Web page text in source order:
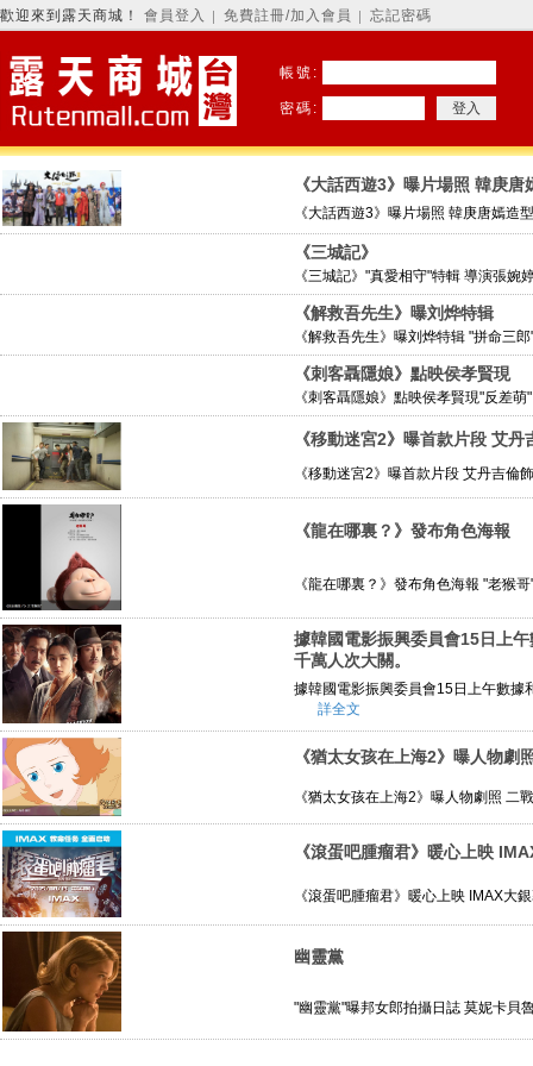
歡迎來到露天商城！ 會員登入 免費註冊/加入會員 忘記密碼
帳號:
密碼:
《大話西遊3》曝片場照 韓庚
《大話西遊3》曝片場照 韓庚唐嫣造
《三城記》
《三城記》"真愛相守"特輯 導演張
《解救吾先生》曝刘烨特辑
《解救吾先生》曝刘烨特辑 "拼命三
《刺客聶隱娘》點映侯孝賢現
《刺客聶隱娘》點映侯孝賢現"反差
《移動迷宮2》曝首款片段 艾
《移動迷宮2》曝首款片段 艾丹吉倫
《龍在哪裏？》發布角色海報
《龍在哪裏？》發布角色海報 "老猴
據韓國電影振興委員會15日上
千萬人次大關。
據韓國電影振興委員會15日上午數據
詳全文
《猶太女孩在上海2》曝人物劇
《猶太女孩在上海2》曝人物劇照 二
《滾蛋吧腫瘤君》暖心上映
《滾蛋吧腫瘤君》暖心上映 IMAX大
幽靈黨
"幽靈黨"曝邦女郎拍攝日誌 莫妮卡貝